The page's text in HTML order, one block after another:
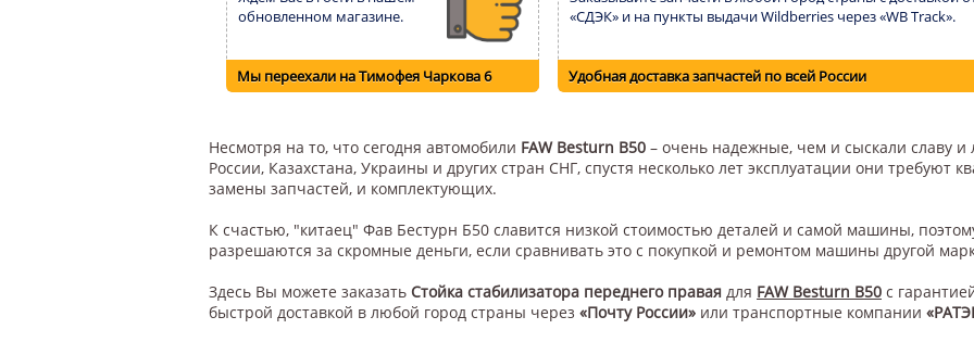
обновленном магазине.
Мы переехали на Тимофея Чаркова 6
«СДЭК» и на пункты выдачи Wildberries через «WB Track».
Удобная доставка запчастей по всей России
Несмотря на то, что сегодня автомобили FAW Besturn B50 – очень надежные, чем и сыскали славу и
России, Казахстана, Украины и других стран СНГ, спустя несколько лет эксплуатации они требуют
замены запчастей, и комплектующих.
К счастью, "китаец" Фав Бестурн Б50 славится низкой стоимостью деталей и самой машины,
разрешаются за скромные деньги, если сравнивать это с покупкой и ремонтом машины другой
Здесь Вы можете заказать Стойка стабилизатора переднего правая для FAW Besturn B50 с
быстрой доставкой в любой город страны через «Почту России» или транспортные компании